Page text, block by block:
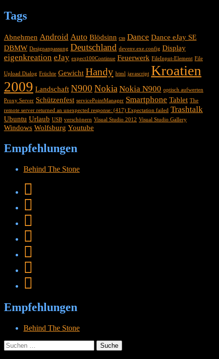
Tags
Abnehmen Android Auto Blödsinn css Dance Dance eJay SE
DBMW Designanpassung Deutschland devenv.exe.config Display
eigenkreation eJay expect100Continue Feuerwerk FileInput-Element File
Upload Dialog Früchte Gewicht Handy html javascript Kroatien
2009 Landschaft N900 Nokia Nokia N900 optisch aufwerten
Proxy Server Schützenfest servicePointManager Smartphone Tablet The
remote server returned an unexpected response: (417) Expectation failed Trashtalk
Ubuntu Urlaub USB verschönern Visual Studio 2012 Visual Studio Gallery
Windows Wolfsburg Youtube
Empfehlungen
Behind The Stone
Empfehlungen
Behind The Stone
Suche
nach: